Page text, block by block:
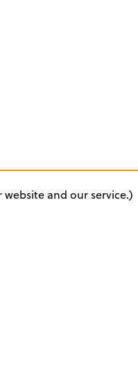
and our service.)